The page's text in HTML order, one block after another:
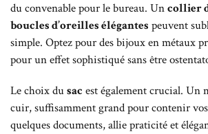
du convenable pour le bureau. Uncollier
boucles d’oreilles élégantes peuvent
simple. Optez pour des bijoux en métaux
pour un effet sophistiqué sans être
Le choix dusac est également crucial. Un
cuir, suffisamment grand pour contenir
quelques documents, allie praticité et